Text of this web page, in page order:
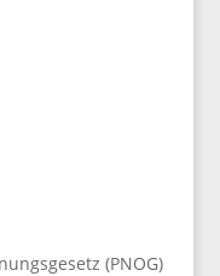
(PNOG)